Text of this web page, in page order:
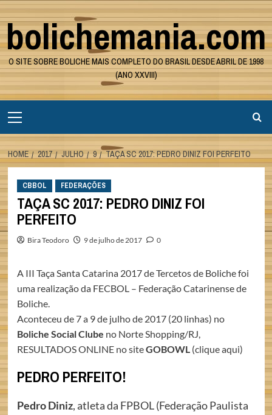
Skip
to
content
bolichemania.com
O SITE SOBRE BOLICHE MAIS COMPLETO DO BRASIL DESDE ABRIL DE 1998
(ANO XXVIII)
Menu
HOME 2017 JULHO 9 TAÇA SC 2017: PEDRO DINIZ FOI PERFEITO
CBBOL FEDERAÇÕES
TAÇA SC 2017: PEDRO DINIZ FOI
PERFEITO
Bira Teodoro 9 de julho de 2017 0
A III Taça Santa Catarina 2017 de Tercetos de Boliche foi
uma realização da FECBOL – Federação Catarinense de
Boliche.
Aconteceu de 7 a 9 de julho de 2017 (20 linhas) no
Boliche Social Clube no Norte Shopping/RJ,
RESULTADOS ONLINE no siteGOBOWL(clique aqui)
PEDRO PERFEITO!
Pedro Diniz, atleta da FPBOL (Federação Paulista